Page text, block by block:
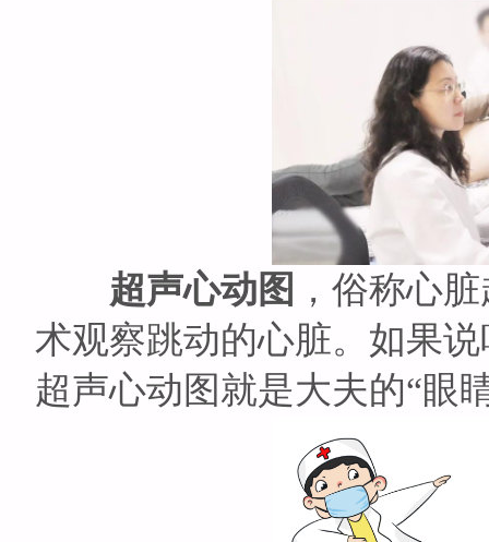
超声心动图 ，俗称心
术观察跳动的心脏。如果
超声心动图就是大夫的“眼